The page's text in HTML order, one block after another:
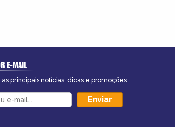
E-MAIL
principais notícias, dicas e promoções